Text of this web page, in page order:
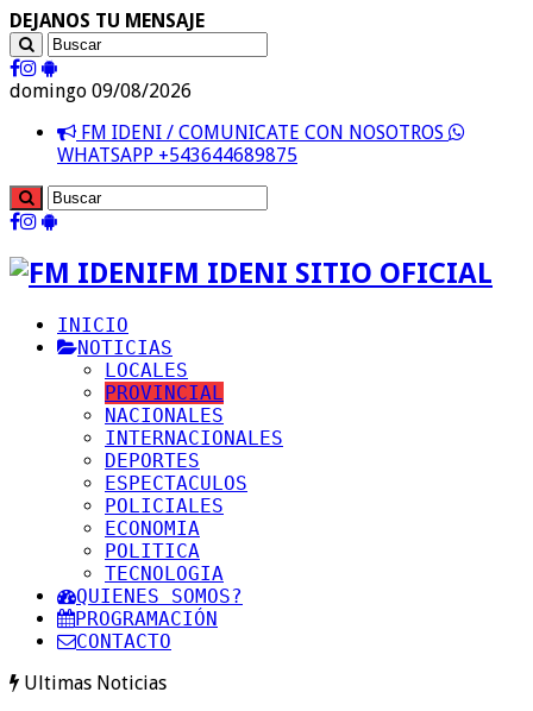
DEJANOS TU MENSAJE
domingo 09/08/2026
FM IDENI / COMUNICATE CON NOSOTROS
WHATSAPP +543644689875
FM IDENI SITIO OFICIAL
INICIO
NOTICIAS
LOCALES
PROVINCIAL
NACIONALES
INTERNACIONALES
DEPORTES
ESPECTACULOS
POLICIALES
ECONOMIA
POLITICA
TECNOLOGIA
QUIENES SOMOS?
PROGRAMACIÓN
CONTACTO
Ultimas Noticias